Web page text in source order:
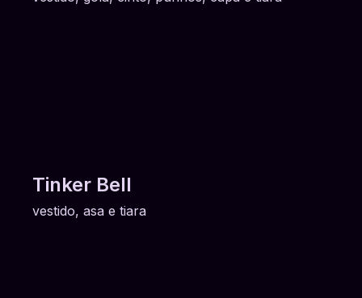
Tinker Bell
vestido, asa e tiara